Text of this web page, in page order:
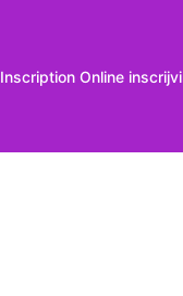
Inscription Online